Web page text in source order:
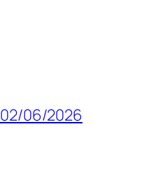
02/06/2026